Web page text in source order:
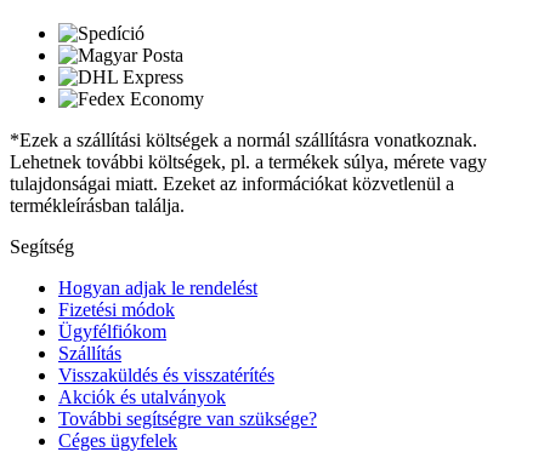
*Ezek a szállítási költségek a normál szállításra vonatkoznak.
Lehetnek további költségek, pl. a termékek súlya, mérete vagy
tulajdonságai miatt. Ezeket az információkat közvetlenül a
termékleírásban találja.
Segítség
Hogyan adjak le rendelést
Fizetési módok
Ügyfélfiókom
Szállítás
Visszaküldés és visszatérítés
Akciók és utalványok
További segítségre van szüksége?
Céges ügyfelek